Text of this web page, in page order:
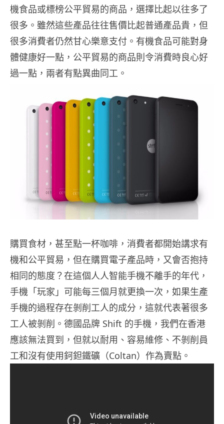
機食品或標榜公平貿易的商品，選擇比起以往多了
很多。雖然這些產品往往售價比起普通產品貴，但
很多消費者仍然甘心樂意支付。有機食品可能對身
體健康好一點，公平貿易的商品則令消費時良心好
過一點，兩者有點異曲同工。
購買食材，甚至點一杯咖啡，消費者都開始講求有
機和公平貿易，但在購買電子產品時，又會否抱持
相同的態度？在這個人人智能手機不離手的年代，
手機「玩家」可能每三個月就更換一次，如果生產
手機的過程存在剝削工人的成分，這就代表著很多
工人被剝削。德國品牌 Shift 的手機，我們在香港
應該無法買到，但就以耐用、容易維修、不剝削員
工和沒有使用鈳鉭鐵礦（Coltan）作為賣點。